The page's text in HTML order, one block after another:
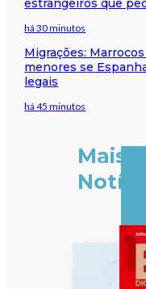
há 30 minutos
Migrações:
menores se
legais
há 45 minutos
Mais